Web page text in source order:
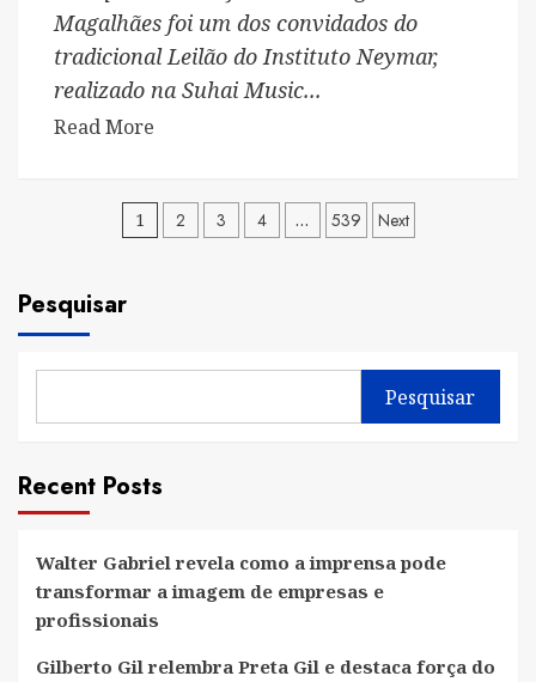
Magalhães foi um dos convidados do
tradicional Leilão do Instituto Neymar,
realizado na Suhai Music...
Read More
Igor
Magalhães
Neymar
em
de
São
Paulo
Paginação
posts
1 2 3 4 … 539 Next
Pesquisar
Pesquisar
Recent Posts
Walter Gabriel revela como a imprensa pode
transformar a imagem de empresas e
profissionais
Gilberto Gil relembra Preta Gil e destaca força do